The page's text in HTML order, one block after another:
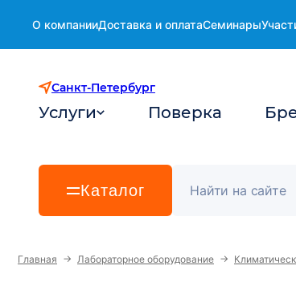
О компанииДоставка и оплатаСеминары
Санкт-Петербург
Услуги Поверка
Каталог
Главная → Лабораторное оборудование →